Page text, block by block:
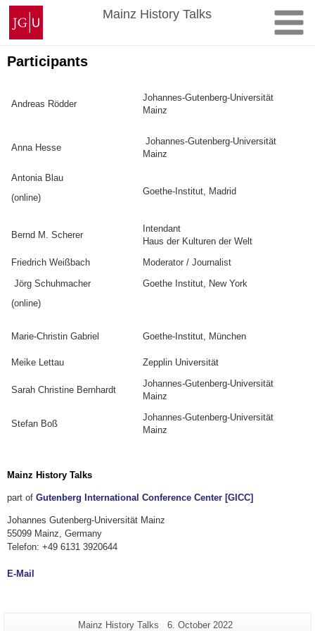
Skip
content
Johannes
Gutenberg
University
Mainz
Mainz History Talks
Participants
Andreas Rödder
Johannes-Gutenberg-Universität
Mainz
Anna Hesse
Johannes-Gutenberg-Universität
Mainz
Antonia Blau
(online)
Goethe-Institut, Madrid
Bernd M. Scherer
Intendant
Haus der Kulturen der Welt
Friedrich Weißbach
Moderator / Journalist
Jörg Schuhmacher
(online)
Goethe Institut, New York
Marie-Christin Gabriel Goethe-Institut, München
Meike Lettau Zepplin Universität
Sarah Christine Bernhardt
Johannes-Gutenberg-Universität
Mainz
Stefan Boß
Johannes-Gutenberg-Universität
Mainz
Mainz History Talks
part of Gutenberg International Conference Center [GICC]
Johannes Gutenberg-Universität Mainz
55099 Mainz, Germany
Telefon: +49 6131 3920644
E-Mail
Additional
Page-
Mainz History Talks Last
6. October 2022